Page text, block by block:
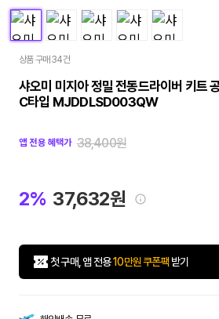
상품 구매 34건
샤오미 미지아 정밀 전동드라이버 키트
C타입 MJDDLSD003QW
앱 전용 혜택가 38,400원
2% 37,632원
첫 구매, 앱 전용10만원 쿠폰팩 받기